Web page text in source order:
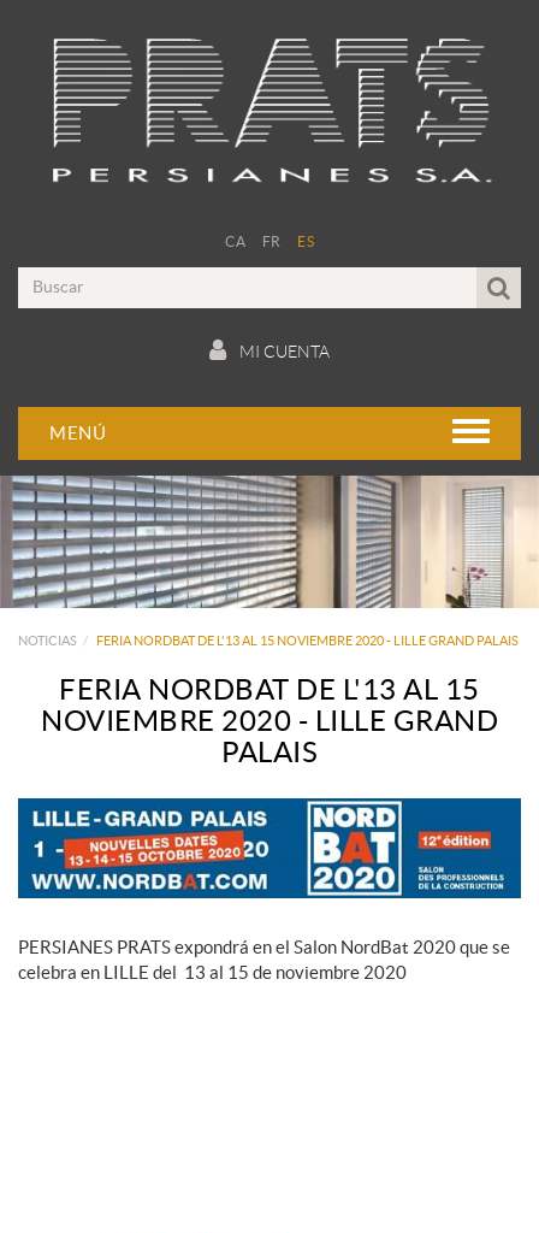
CA FR ES
MI CUENTA
MENÚ
NOTICIAS FERIA NORDBAT DE L'13 AL 15 NOVIEMBRE 2020 - LILLE GRAND PALAIS
FERIA NORDBAT DE L'13 AL 15
NOVIEMBRE 2020 - LILLE GRAND
PALAIS
PERSIANES PRATS expondrá en el Salon NordBat 2020 que se
celebra en LILLE del 13 al 15 de noviembre 2020